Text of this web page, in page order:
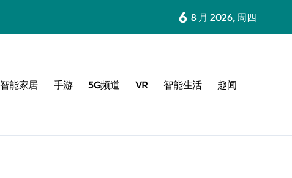
6 8 月 2026, 周四
智能家居 手游 5G频道 VR 智能生活 趣闻